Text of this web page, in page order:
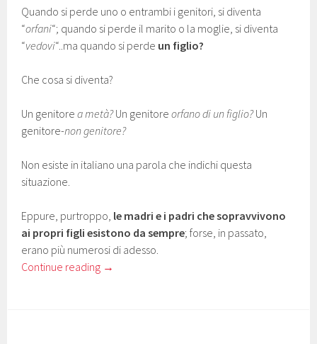
Quando si perde uno o entrambi i genitori, si diventa
“orfani“; quando si perde il marito o la moglie, si diventa
“vedovi“..ma quando si perde un figlio?
Che cosa si diventa?
Un genitorea metà?Un genitoreorfano di un figlio?Un
genitore-non genitore?
Non esiste in italiano una parola che indichi questa
situazione.
Eppure, purtroppo, le madri e i padri che sopravvivono
ai propri figli esistono da sempre; forse, in passato,
erano più numerosi di adesso.
Continue reading →